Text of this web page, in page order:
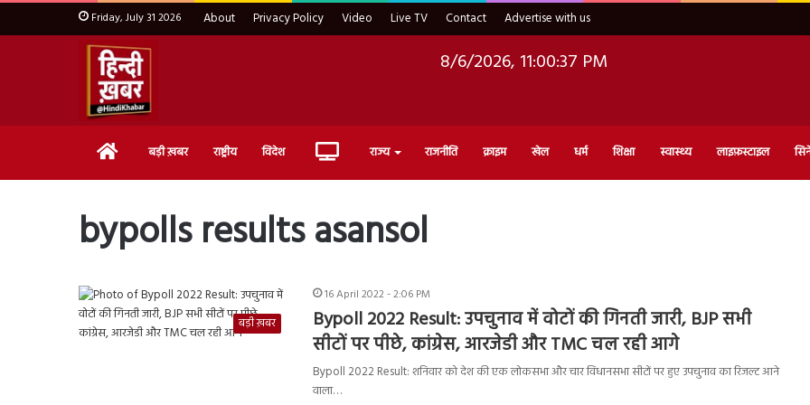
Friday, July 31 2026 About Privacy Policy Video Live TV Contact Advertise with us
8/6/2026, 11:00:38 PM
Home बड़ी ख़बर राष्ट्रीय विदेश Live राज्य राजनीति क्राइम खेल धर्म शिक्षा स्वास्थ्य लाइफ़स्टाइल
bypolls results asansol
बड़ी ख़बर
16 April 2022 - 2:06 PM
Bypoll 2022 Result: उपचुनाव में वोटों की गिनती जारी, BJP सभी
सीटों पर पीछे, कांग्रेस, आरजेडी और TMC चल रही आगे
Bypoll 2022 Result: शनिवार को देश की एक लोकसभा और चार विधानसभा सीटों पर हुए उपचुनाव का रिजल्ट आने
वाला…